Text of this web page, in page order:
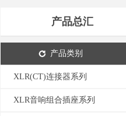
产品总汇
产品类别
XLR(CT)连接器系列
XLR音响组合插座系列